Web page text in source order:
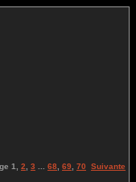
1 2 3 68 69 70 Suivante